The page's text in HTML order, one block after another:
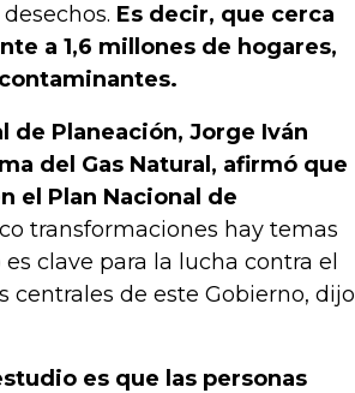
Es decir, que cerca
a 1,6 millones de hogares,
Planeación, Jorge Iván
del Gas Natural, afirmó que
el Plan Nacional de
transformaciones hay temas
clave para la lucha contra el
centrales de este Gobierno, dijo
es que las personas